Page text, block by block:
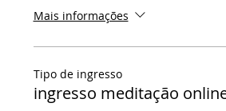
Mais informações
Tipo de ingresso
ingresso meditação